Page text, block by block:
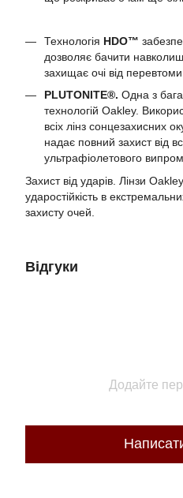
Технологія HDO™
дозволяє бачити
захищає очі від перевтоми.
PLUTONITE®. Одна з
технологій Oakley.
всіх лінз сонцезахисних
надає повний захист від
ультрафіолетового
Захист від ударів. Лінзи
ударостійкість в
захисту очей.
Відгуки
Додайте